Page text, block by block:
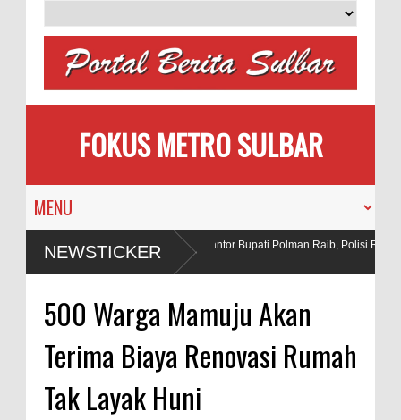
FOKUS METRO SULBAR
NEWSTICKERPuluhan AC Kantor Bupati Polman Raib, Polisi Ringkus
Penadah
500 Warga Mamuju Akan
Terima Biaya Renovasi Rumah
Tak Layak Huni